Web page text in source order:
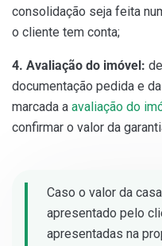
consolidação seja feita
o cliente tem conta;
4. Avaliação do imóvel:
documentação pedida e
marcada a avaliação do
confirmar o valor da
Caso o valor da
apresentado pelo
apresentadas na